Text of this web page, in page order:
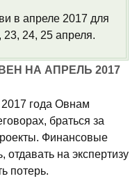
в апреле 2017 для
23, 24, 25 апреля.
НА АПРЕЛЬ 2017
2017 года Овнам
браться за
Финансовые
отдавать на экспертизу
потерь.